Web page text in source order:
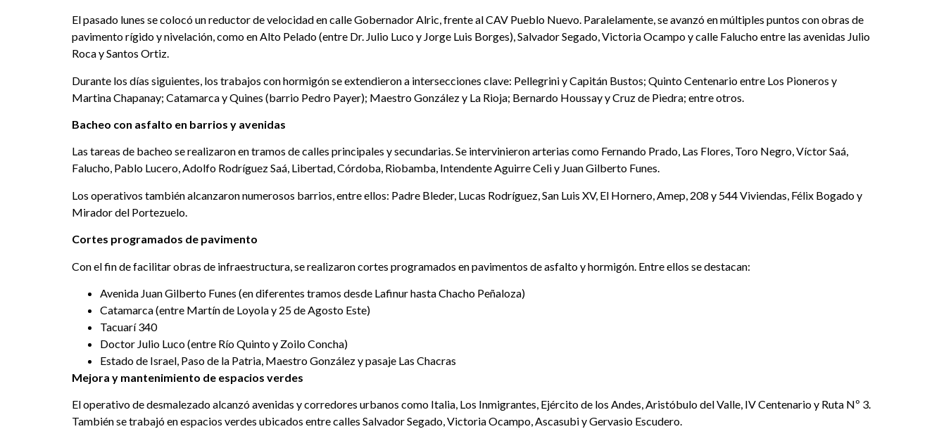
El pasado lunes se colocó un reductor de velocidad en calle Gobernador Alric, frente al CAV Pueblo Nuevo. Paralelamente, se avanzó en múltiples puntos con obras de
pavimento rígido y nivelación, como en Alto Pelado (entre Dr. Julio Luco y Jorge Luis Borges), Salvador Segado, Victoria Ocampo y calle Falucho entre las avenidas Julio
Roca y Santos Ortiz.
Durante los días siguientes, los trabajos con hormigón se extendieron a intersecciones clave: Pellegrini y Capitán Bustos; Quinto Centenario entre Los Pioneros y
Martina Chapanay; Catamarca y Quines (barrio Pedro Payer); Maestro González y La Rioja; Bernardo Houssay y Cruz de Piedra; entre otros.
Bacheo con asfalto en barrios y avenidas
Las tareas de bacheo se realizaron en tramos de calles principales y secundarias. Se intervinieron arterias como Fernando Prado, Las Flores, Toro Negro, Víctor Saá,
Falucho, Pablo Lucero, Adolfo Rodríguez Saá, Libertad, Córdoba, Riobamba, Intendente Aguirre Celi y Juan Gilberto Funes.
Los operativos también alcanzaron numerosos barrios, entre ellos: Padre Bleder, Lucas Rodríguez, San Luis XV, El Hornero, Amep, 208 y 544 Viviendas, Félix Bogado y
Mirador del Portezuelo.
Cortes programados de pavimento
Con el fin de facilitar obras de infraestructura, se realizaron cortes programados en pavimentos de asfalto y hormigón. Entre ellos se destacan:
Avenida Juan Gilberto Funes (en diferentes tramos desde Lafinur hasta Chacho Peñaloza)
Catamarca (entre Martín de Loyola y 25 de Agosto Este)
Tacuarí 340
Doctor Julio Luco (entre Río Quinto y Zoilo Concha)
Estado de Israel, Paso de la Patria, Maestro González y pasaje Las Chacras
Mejora y mantenimiento de espacios verdes
El operativo de desmalezado alcanzó avenidas y corredores urbanos como Italia, Los Inmigrantes, Ejército de los Andes, Aristóbulo del Valle, IV Centenario y Ruta Nº 3.
También se trabajó en espacios verdes ubicados entre calles Salvador Segado, Victoria Ocampo, Ascasubi y Gervasio Escudero.